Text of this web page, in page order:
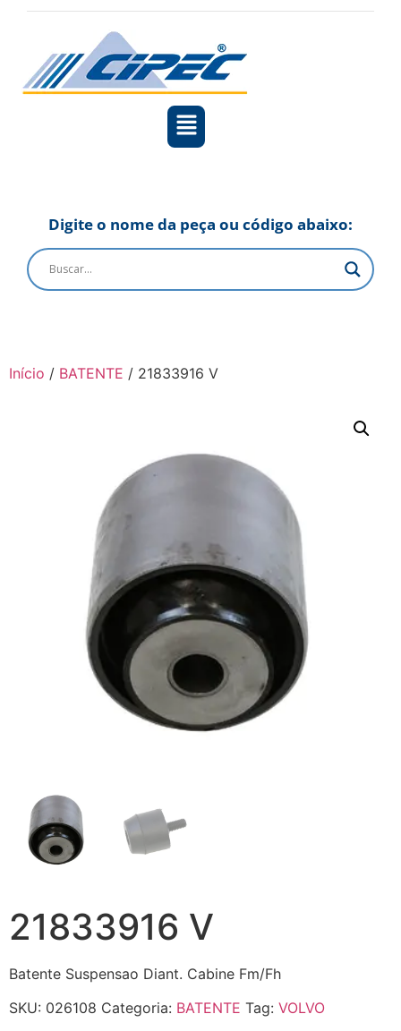
Digite o nome da peça ou código abaixo:
Início / BATENTE / 21833916 V
21833916 V
Batente Suspensao Diant. Cabine Fm/Fh
SKU: 026108 Categoria: BATENTE Tag: VOLVO